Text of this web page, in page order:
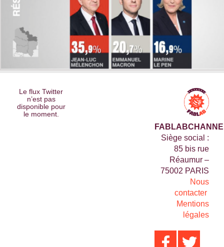
Le flux Twitter
n’est pas
disponible pour
le moment.
Siège social :
85 bis rue
Réaumur –
75002 PARIS
Nous
contacter
Mentions
légales